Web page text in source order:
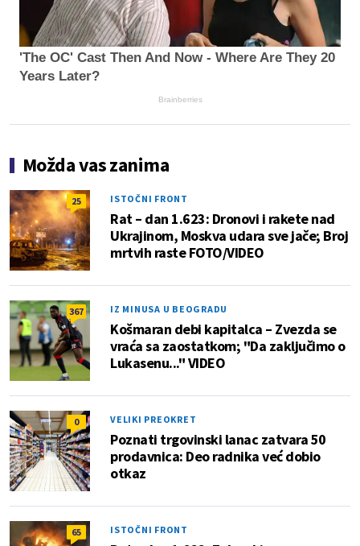
'The OC' Cast Then And Now - Where Are They 20
Years Later?
Brainberries
Možda vas zanima
25 ISTOČNI FRONT
Rat – dan 1.623: Dronovi i rakete nad
Ukrajinom, Moskva udara sve jače; Broj
mrtvih raste FOTO/VIDEO
367 IZ MINUSA U BEOGRADU
Košmaran debi kapitalca – Zvezda se
vraća sa zaostatkom; "Da zaključimo o
Lukasenu..." VIDEO
0 VELIKI PREOKRET
Poznati trgovinski lanac zatvara 50
prodavnica: Deo radnika već dobio
otkaz
65 ISTOČNI FRONT